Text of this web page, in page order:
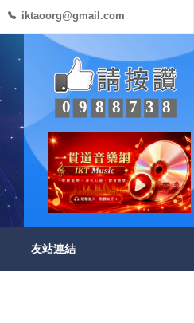
iktaoorg@gmail.com
0988738
友站連結